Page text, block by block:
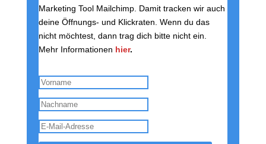
Marketing Tool Mailchimp. Damit tracken wir auch
deine Öffnungs- und Klickraten. Wenn du das
nicht möchtest, dann trag dich bitte nicht ein.
Mehr Informationen hier.